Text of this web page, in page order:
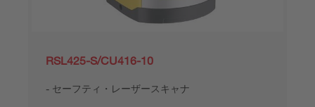
RSL425-S/CU416-10
セーフティ・レーザースキャナ